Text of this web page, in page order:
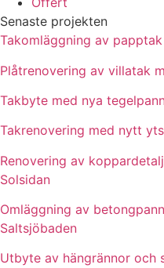
Senaste projekten
Takomläggning av
Plåtrenovering av villatak
Takbyte med nya
Takrenovering med nytt
Renovering av
Solsidan
Omläggning av
Saltsjöbaden
Utbyte av hängrännor och